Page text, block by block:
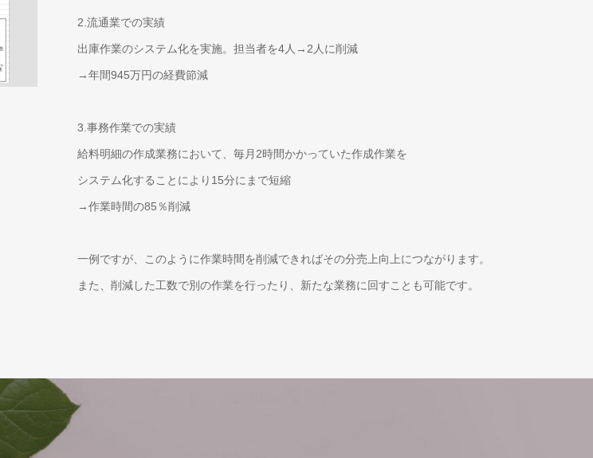
2.流通業での実績
出庫作業のシステム化を実施。担当者を4人→2人に削減
→年間945万円の経費節減
3.事務作業での実績
給料明細の作成業務において、毎月2時間かかっていた作成作業を
システム化することにより15分にまで短縮
→作業時間の85％削減
一例ですが、このように作業時間を削減できればその分売上向上につながります。
また、削減した工数で別の作業を行ったり、新たな業務に回すことも可能です。